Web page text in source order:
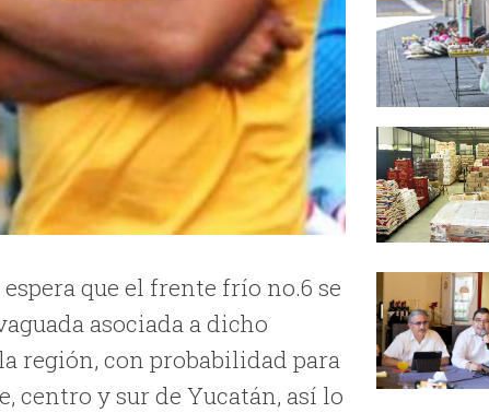
que el frente frío no.6 se
asociada a dicho
región, con probabilidad para
centro y sur de Yucatán, así lo